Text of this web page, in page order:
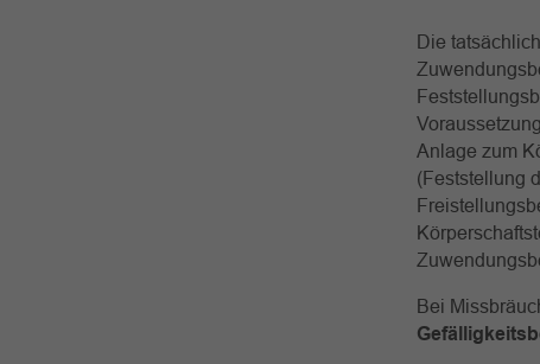
Die
Anlage zum
(Feststellung
Bei